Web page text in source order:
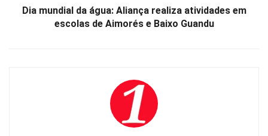
Dia mundial da água: Aliança realiza atividades em
escolas de Aimorés e Baixo Guandu